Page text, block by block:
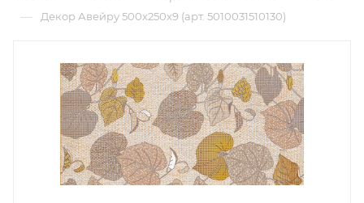
— Декор Авейру 500х250х9 (арт. 5010031510130)